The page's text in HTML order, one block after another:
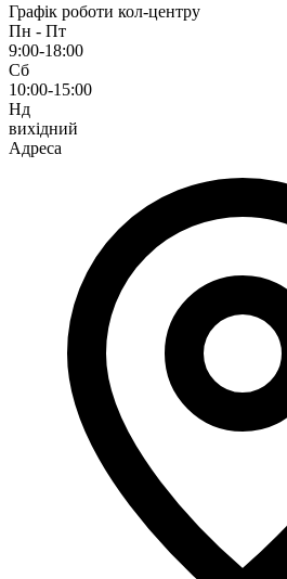
Графік роботи кол-центру
Пн - Пт
9:00-18:00
Сб
10:00-15:00
Нд
вихідний
Адреса